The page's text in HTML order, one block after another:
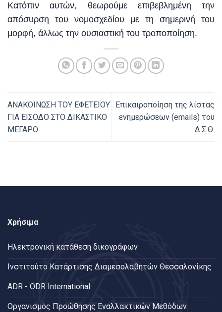
Κατόπιν αυτών, θεωρούμε επιβεβλημένη την
απόσυρση του νομοσχεδίου με τη σημερινή του
μορφή, άλλως την ουσιαστική του τροποποίηση.
ΑΝΑΚΟΙΝΩΣΗ ΤΟΥ ΕΦΕΤΕΙΟΥ
ΓΙΑ ΕΙΣΟΔΟ ΣΤΟ ΔΙΚΑΣΤΙΚΟ
ΜΕΓΑΡΟ
Επικαιροποίηση της λίστας
ενημερώσεων (emails) του
Δ.Σ.Θ.
Χρήσιμα
Ηλεκτρονική κατάθεση δικογράφων
Ινστιτούτο Κατάρτισης Διαμεσολαβητών Θεσσαλονίκης
ADR - ODR International
Oργανισμός Προώθησης Εναλλακτικών Μεθόδων